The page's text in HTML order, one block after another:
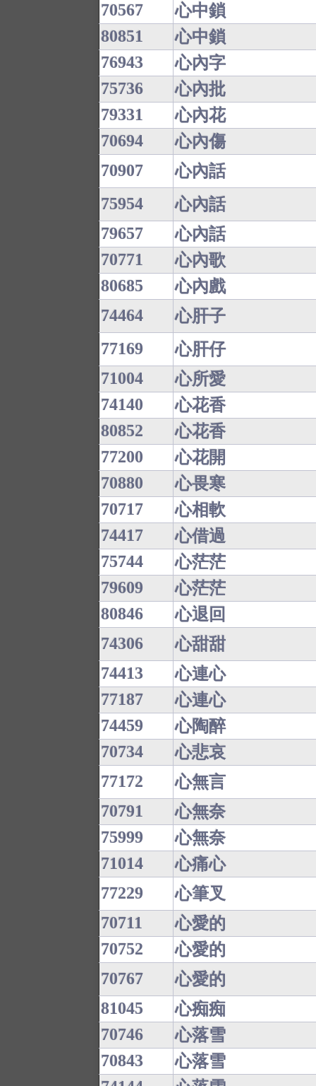
70567
心中鎖
80851
心中鎖
76943
心內字
75736
心內批
79331
心內花
70694
心內傷
70907
心內話
75954
心內話
79657
心內話
70771
心內歌
80685
心內戲
74464
心肝子
77169
心肝仔
71004
心所愛
74140
心花香
80852
心花香
77200
心花開
70880
心畏寒
70717
心相軟
74417
心借過
75744
心茫茫
79609
心茫茫
80846
心退回
74306
心甜甜
74413
心連心
77187
心連心
74459
心陶醉
70734
心悲哀
77172
心無言
70791
心無奈
75999
心無奈
71014
心痛心
77229
心筆叉
70711
心愛的
70752
心愛的
70767
心愛的
81045
心痴痴
70746
心落雪
70843
心落雪